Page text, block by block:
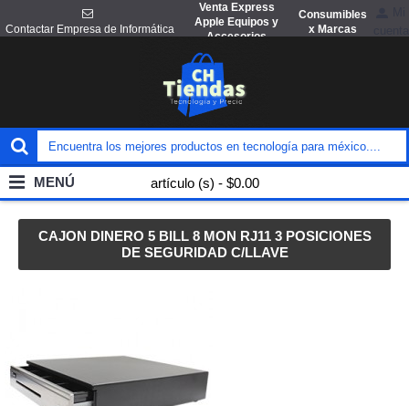
Contactar Empresa de Informática
Venta Express
Apple Equipos y
Accesorios
Consumibles
x Marcas
artículo (s) - $0.00
MENÚ
CAJON DINERO 5 BILL 8 MON RJ11 3 POSICIONES
DE SEGURIDAD C/LLAVE